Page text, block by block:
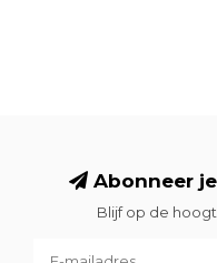
Abonneer
Blijf op de